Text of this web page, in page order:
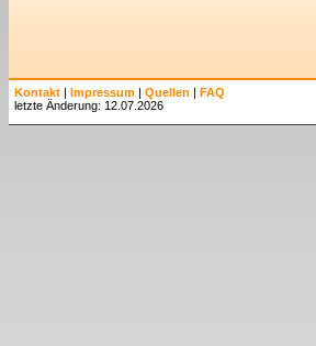
Kontakt | Impressum | Quellen | FAQ
letzte Änderung: 12.07.2026